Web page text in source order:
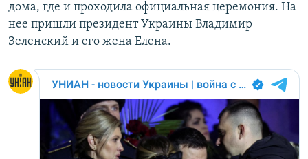
дома, где и проходила официальная церемония. На
нее пришли президент Украины Владимир
Зеленский и его жена Елена.